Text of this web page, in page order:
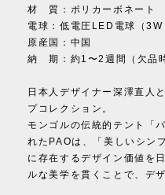
材 質：ポリカーボネート
電球：低電圧LED電球（3W
原産国：中国
納 期：約1〜2週間（欠品
日本人デザイナー深澤直人
プコレクション。
モンゴルの伝統的テント「
れたPAOは、「美しいシン
に存在するデザイン価値を
ルな美学を貫くことで、デ